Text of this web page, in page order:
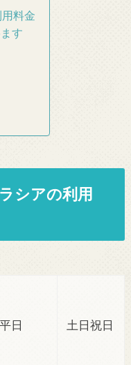
料金
す
シアの利用
平日 土日祝日